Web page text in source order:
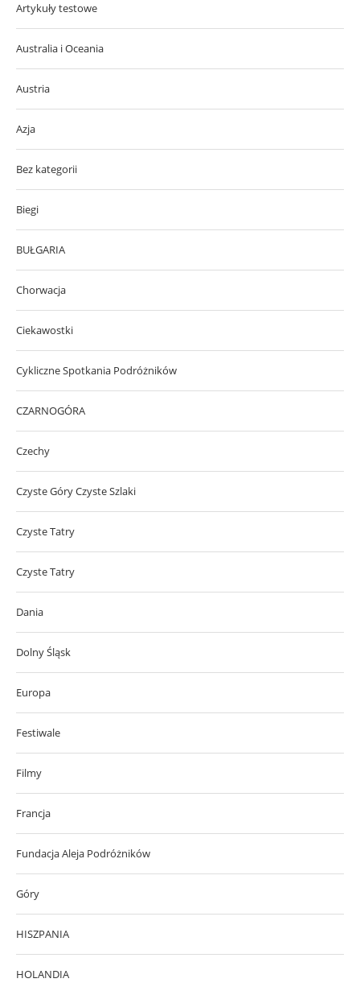
Artykuły testowe
Australia i Oceania
Austria
Azja
Bez kategorii
Biegi
BUŁGARIA
Chorwacja
Ciekawostki
Cykliczne Spotkania Podróżników
CZARNOGÓRA
Czechy
Czyste Góry Czyste Szlaki
Czyste Tatry
Czyste Tatry
Dania
Dolny Śląsk
Europa
Festiwale
Filmy
Francja
Fundacja Aleja Podróżników
Góry
HISZPANIA
HOLANDIA